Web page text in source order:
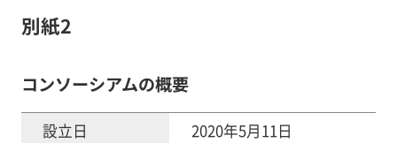
別紙2
コンソーシアムの概要
設立日
2020年5月11日